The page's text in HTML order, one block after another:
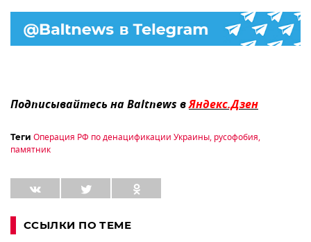
Подписывайтесь на Baltnews вЯндекс.Дзен
Теги Операция РФ по денацификации Украины, русофобия,
памятник
ССЫЛКИ ПО ТЕМЕ